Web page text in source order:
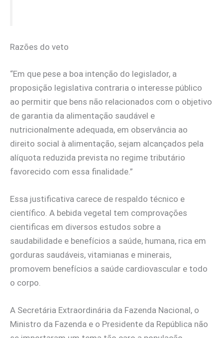
Razões do veto
“Em que pese a boa intenção do legislador, a
proposição legislativa contraria o interesse público
ao permitir que bens não relacionados com o objetivo
de garantia da alimentação saudável e
nutricionalmente adequada, em observância ao
direito social à alimentação, sejam alcançados pela
alíquota reduzida prevista no regime tributário
favorecido com essa finalidade.”
Essa justificativa carece de respaldo técnico e
científico. A bebida vegetal tem comprovações
cientificas em diversos estudos sobre a
saudabilidade e benefícios a saúde, humana, rica em
gorduras saudáveis, vitamianas e minerais,
promovem benefícios a saúde cardiovascular e todo
o corpo.
A Secretária Extraordinária da Fazenda Nacional, o
Ministro da Fazenda e o Presidente da República não